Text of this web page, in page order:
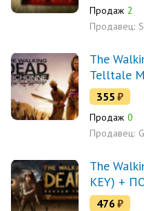
Продаж 2
Продавец:
The
Telltale
355 ₽
Продаж 0
Продавец:
The
KEY) +
476₽